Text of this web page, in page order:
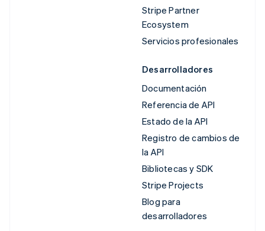
Stripe Partner
Ecosystem
Servicios profesionales
Desarrolladores
Documentación
Referencia de API
Estado de la API
Registro de cambios de
la API
Bibliotecas y SDK
Stripe Projects
Blog para
desarrolladores